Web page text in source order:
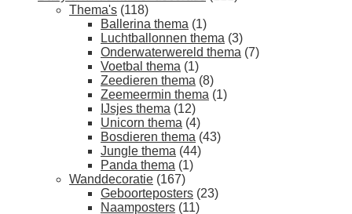
Thema's (118)
Ballerina thema (1)
Luchtballonnen thema (3)
Onderwaterwereld thema (7)
Voetbal thema (1)
Zeedieren thema (8)
Zeemeermin thema (1)
IJsjes thema (12)
Unicorn thema (4)
Bosdieren thema (43)
Jungle thema (44)
Panda thema (1)
Wanddecoratie (167)
Geboorteposters (23)
Naamposters (11)